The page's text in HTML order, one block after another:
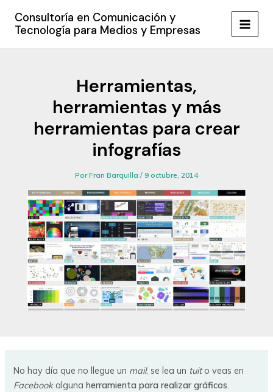
contenido
Consultoría en Comunicación y
Tecnología para Medios y Empresas
MAIN
Herramientas,
herramientas y más
herramientas para crear
infografías
PorFran Barquilla / 9 octubre, 2014
No hay día que no llegue un mail, se lea un tuito veas en
Facebookalgunaherramienta para realizar gráficos.